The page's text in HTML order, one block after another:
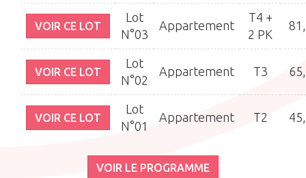
VOIR CE LOT
Lot
N°03
Appartement
T4 +
2 PK
VOIR CE LOT
Lot
N°02
Appartement T3
VOIR CE LOT
Lot
N°01
Appartement T2
VOIR LE PROGRAMME